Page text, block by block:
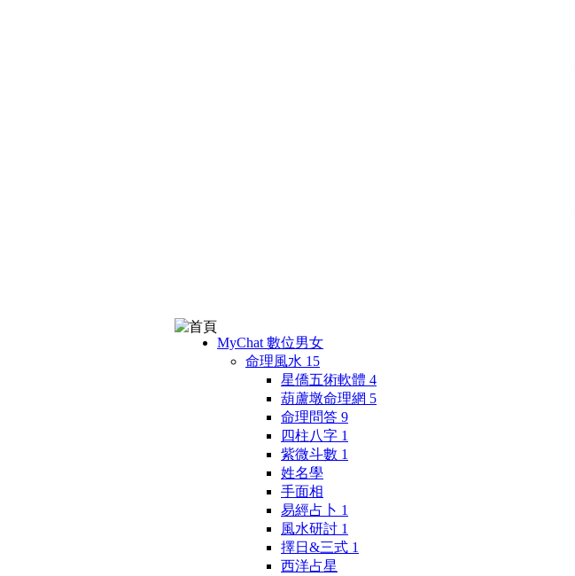
MyChat 數位男女
命理風水 15
星僑五術軟體 4
葫蘆墩命理網 5
命理問答 9
四柱八字 1
紫微斗數 1
姓名學
手面相
易經占卜 1
風水研討 1
擇日&三式 1
西洋占星